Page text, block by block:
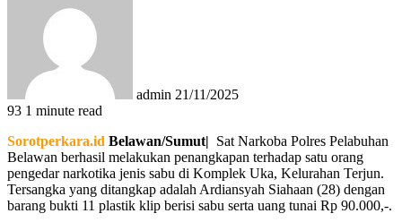
admin 21/11/2025
93 1 minute read
Sorotperkara.id Belawan/Sumut| Sat Narkoba Polres Pelabuhan
Belawan berhasil melakukan penangkapan terhadap satu orang
pengedar narkotika jenis sabu di Komplek Uka, Kelurahan Terjun.
Tersangka yang ditangkap adalah Ardiansyah Siahaan (28) dengan
barang bukti 11 plastik klip berisi sabu serta uang tunai Rp 90.000,-.